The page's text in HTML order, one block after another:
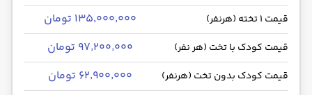
قیمت 1 تخته (هرنفر) ۱۳۵٬۰۰۰٬۰۰۰ تومان
قیمت کودک با تخت (هر نفر) ۹۷٬۲۰۰٬۰۰۰ تومان
قیمت کودک بدون تخت (هرنفر) ۶۲٬۹۰۰٬۰۰۰ تومان